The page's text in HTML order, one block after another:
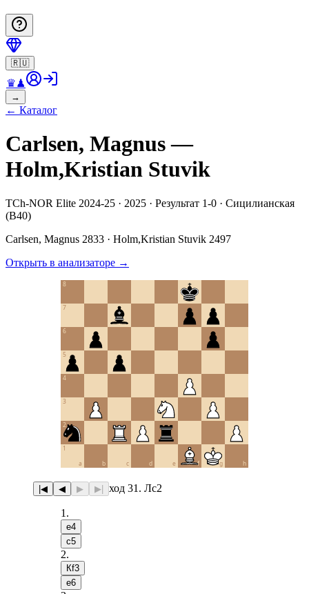
🇷🇺
♛♟
→
← Каталог
Carlsen, Magnus —
Holm,Kristian Stuvik
TCh-NOR Elite 2024-25 · 2025 · Результат 1-0 · Сицилианская
(B40)
Carlsen, Magnus 2833 · Holm,Kristian Stuvik 2497
Открыть в анализаторе →
a b c d e f g h
1
2
3
4
5
6
7
8
|◀ ◀ ▶ ▶| ход 31. Лc2
1 .
e4
c5
2.
Кf3
e6